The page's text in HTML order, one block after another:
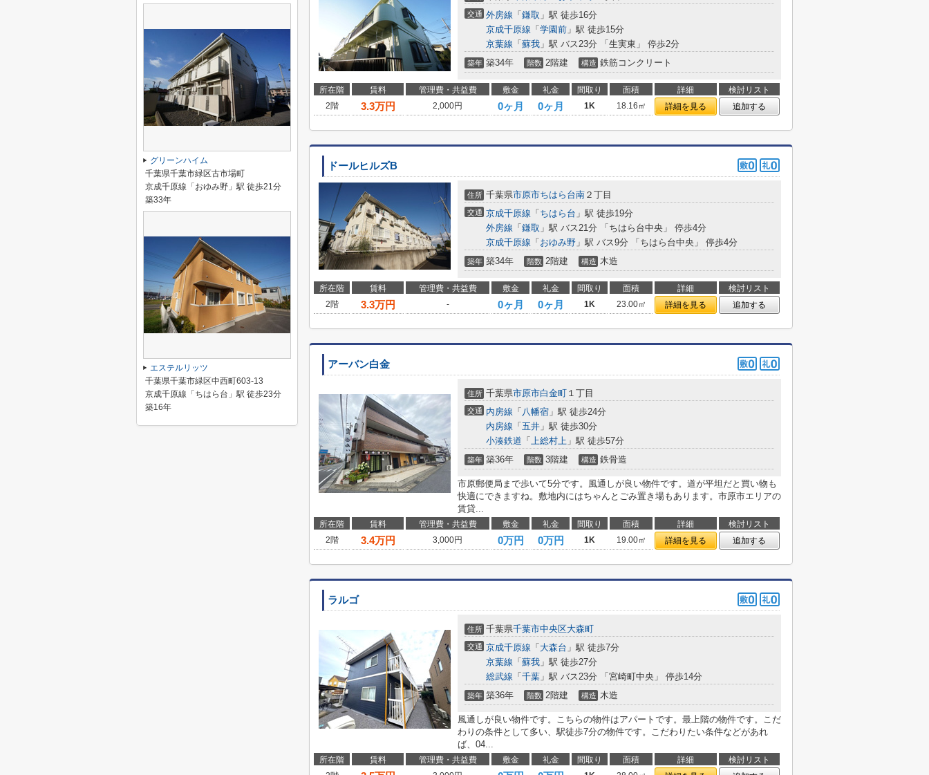
交通 外房線 「 鎌取 」駅 徒歩16分
京成千原線 「 学園前 」駅 徒歩15分
京葉線 「 蘇我 」駅 バス23分 「生実東」 停歩2分
築年 築34年 階数 2階建 構造 鉄筋コンクリート
所在階 賃料 管理費・共益費 敷金 礼金 間取り 面積 詳細
検討リスト
2階
3.3万円 2,000円 0ヶ月 0ヶ月 1K 18.16㎡ 詳細を見る 追加する
ドールヒルズB
住所 千葉県市原市ちはら台南 ２丁目
交通 京成千原線 「 ちはら台 」駅 徒歩19分
外房線 「 鎌取 」駅 バス21分 「ちはら台中央」 停歩4分
京成千原線 「 おゆみ野 」駅 バス9分 「ちはら台中央」 停歩4分
築年 築34年 階数 2階建 構造 木造
所在階 賃料 管理費・共益費 敷金 礼金 間取り 面積 詳細
検討リスト
2階
3.3万円 - 0ヶ月 0ヶ月 1K 23.00㎡ 詳細を見る 追加する
アーバン白金
住所 千葉県市原市白金町 １丁目
交通 内房線 「 八幡宿 」駅 徒歩24分
内房線 「 五井 」駅 徒歩30分
小湊鉄道 「 上総村上 」駅 徒歩57分
築年 築36年 階数 3階建 構造 鉄骨造
市原郵便局まで歩いて5分です。風通しが良い物件です。道が平坦だと買い物も
快適にできますね。敷地内にはちゃんとごみ置き場もあります。市原市エリアの
賃貸...
所在階 賃料 管理費・共益費 敷金 礼金 間取り 面積 詳細
検討リスト
2階
3.4万円 3,000円 0万円 0万円 1K 19.00㎡ 詳細を見る 追加する
ラルゴ
住所 千葉県千葉市中央区大森町
交通 京成千原線 「 大森台 」駅 徒歩7分
京葉線 「 蘇我 」駅 徒歩27分
総武線 「 千葉 」駅 バス23分 「宮崎町中央」 停歩14分
築年 築36年 階数 2階建 構造 木造
風通しが良い物件です。こちらの物件はアパートです。最上階の物件です。こだ
わりの条件として多い、駅徒歩7分の物件です。こだわりたい条件などがあれ
ば、04...
所在階 賃料 管理費・共益費 敷金 礼金 間取り 面積 詳細
検討リスト
グリーンハイム
千葉県千葉市緑区古市場町
京成千原線「おゆみ野」駅 徒歩21分
築33年
エステルリッツ
千葉県千葉市緑区中西町603-13
京成千原線「ちはら台」駅 徒歩23分
築16年